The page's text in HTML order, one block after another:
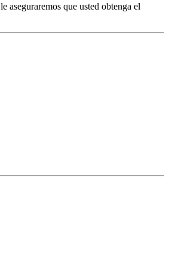
aseguraremos que usted obtenga el